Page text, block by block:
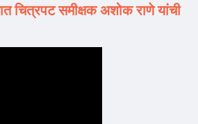
चित्रपट समीक्षक अशोक राणे यांची